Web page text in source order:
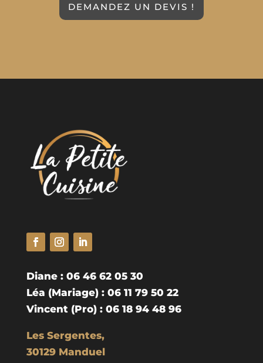
DEMANDEZ UN DEVIS !
Diane : 06 46 62 05 30
Léa (Mariage) : 06 11 79 50 22
Vincent (Pro) : 06 18 94 48 96
Les Sergentes,
30129 Manduel